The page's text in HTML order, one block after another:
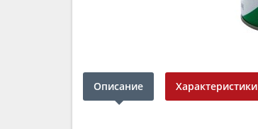
Описание Характеристики